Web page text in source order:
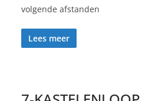
volgende afstanden
Lees meer